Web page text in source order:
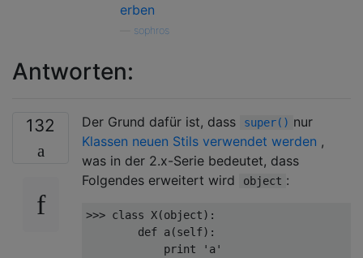
erben
sophros
Antworten:
132 Der Grund dafür ist, dass super() nur
Klassen neuen Stils verwendet werden ,
was in der 2.x-Serie bedeutet, dass
Folgendes erweitert wird
object :
>>> class X(object):
def a(self):
print
'a'